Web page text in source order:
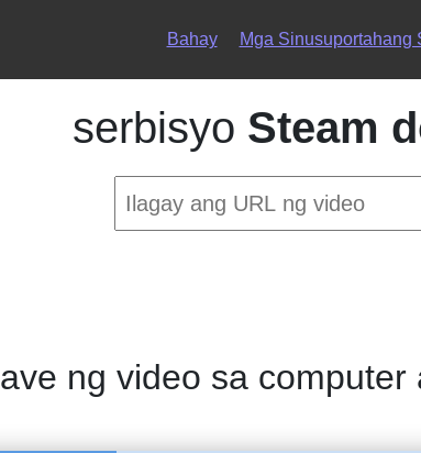
Bahay Mga Sinusuportahang
serbisyo Steam
ng video sa